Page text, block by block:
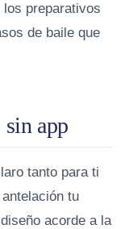
preparativos
de baile que
app
tanto para ti
tu
acorde a la